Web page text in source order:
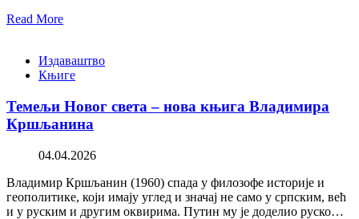
Read More
Издаваштво
Књиге
Темељи Новог света – нова књига Владимира
Кршљанина
04.04.2026
Владимир Кршљанин (1960) спада у филозофе историје и
геополитике, који имају углед и значај не само у српским, већ
и у руским и другим оквирима. Путин му је доделио руско…